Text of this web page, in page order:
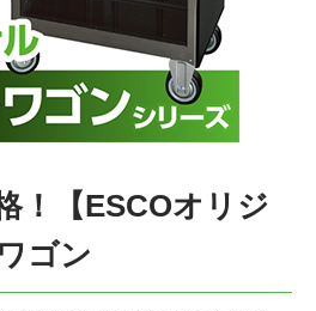
！【ESCOオリジ
ゴン